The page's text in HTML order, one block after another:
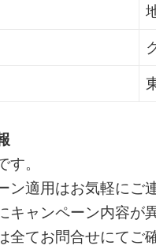
。
ン適用はお気軽にご
キャンペーン内容が
全てお問合せにてご